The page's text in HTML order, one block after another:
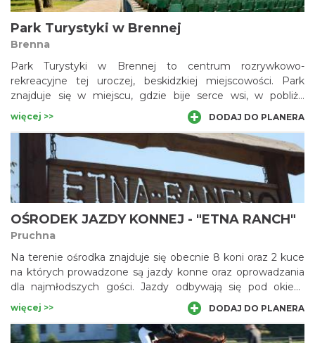
Park Turystyki w Brennej
Brenna
Park Turystyki w Brennej to centrum rozrywkowo-
rekreacyjne tej uroczej, beskidzkiej miejscowości. Park
znajduje się w miejscu, gdzie bije serce wsi, w pobliżu
kościoła parafialnego oraz najbardziej ekskluzywnego
hotelu. Nad rzeką Brennicą wzniesiono ładny amfiteatr,
który często rozbrzmiewa muzyką, a w jego sąsiedztwie
zbudowano boiska sportowe i place zabaw. Znalazło się
również miejsce na stoiska z pamiątkami oraz z ofertą
gastronomiczną.
więcej >> DODAJ DO PLANERA
OŚRODEK JAZDY KONNEJ - "ETNA RANCH"
Pruchna
Na terenie ośrodka znajduje się obecnie 8 koni oraz 2 kuce
na których prowadzone są jazdy konne oraz oprowadzania
dla najmłodszych gości. Jazdy odbywają się pod okiem
wykwalifikowanego instruktora jazdy konnej na maneżu
piaskowym lub w terenie.
więcej >> DODAJ DO PLANERA